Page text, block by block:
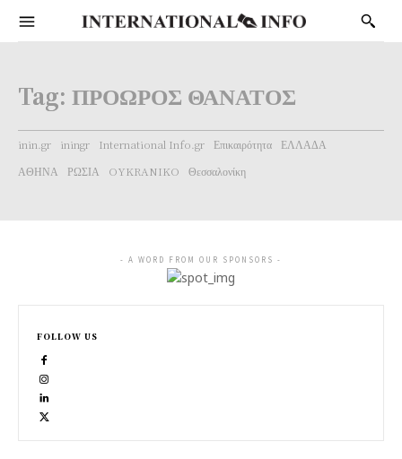
Tag: ΠΡΟΩΡΟΣ ΘΑΝΑΤΟΣ
inin.gr iningr International Info.gr Επικαιρότητα
ΕΛΛΑΔΑ
ΑΘΗΝΑ
ΡΩΣΙΑ OYKRANIKO Θεσσαλονίκη
- A WORD FROM OUR SPONSORS -
FOLLOW US